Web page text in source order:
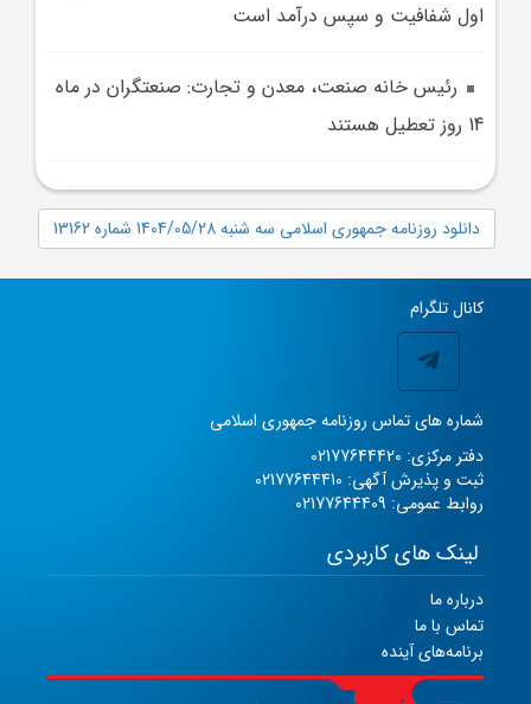
اول شفافيت و سپس درآمد است
رئيس خانه صنعت، معدن و تجارت: صنعتگران در ماه
14 روز تعطيل هستند
دانلود روزنامه جمهوری اسلامی سه شنبه 1404/05/28 شماره 13162
کانال تلگرام
شماره های تماس روزنامه جمهوری اسلامی
دفتر مرکزی: 02177644420
ثبت و پذیرش آگهی: 02177644410
روابط عمومی: 02177644409
لینک های کاربردی
درباره ما
تماس با ما
برنامه‌های آینده